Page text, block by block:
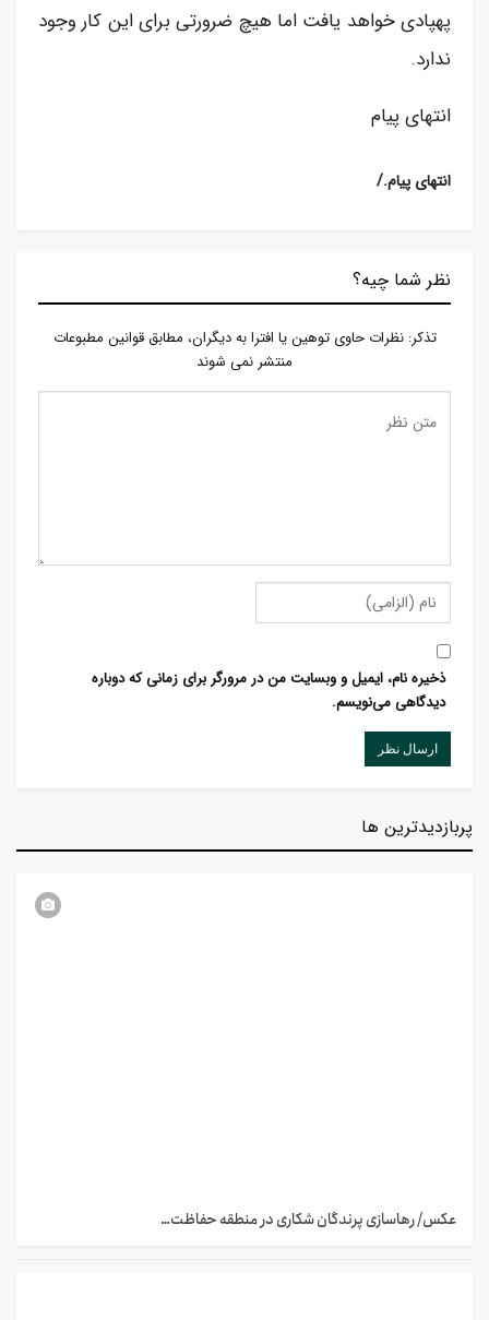
پهپادی خواهد یافت اما هیچ ضرورتی برای این کار وجود
ندارد.
انتهای پیام
/.انتهای پیام
نظر شما چیه؟
تذكر: نظرات حاوی توهين يا افترا به ديگران، مطابق قوانين مطبوعات
منتشر نمی شوند
ذخیره نام، ایمیل و وبسایت من در مرورگر برای زمانی که دوباره
دیدگاهی می‌نویسم.
پربازدیدترین ها
عکس/ رهاسازی پرندگان شکاری در منطقه حفاظت…